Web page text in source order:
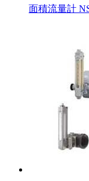
面積流量計